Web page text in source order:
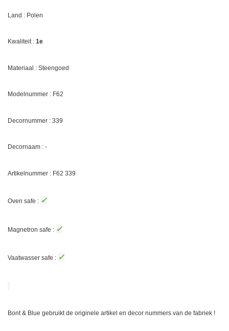
Land : Polen
Kwaliteit : 1e
Materiaal : Steengoed
Modelnummer : F62
Decornummer : 339
Decornaam : -
Artikelnummer : F62 339
Oven safe : ✓
Magnetron safe : ✓
Vaatwasser safe : ✓
Bont & Blue gebruikt de originele artikel en decor nummers van de fabriek !